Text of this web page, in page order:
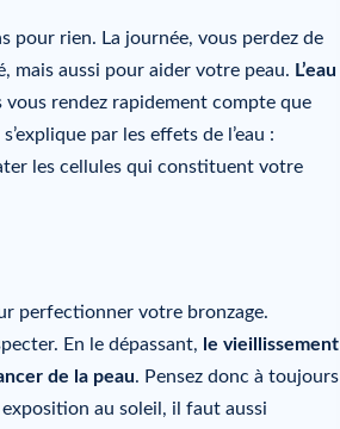
pour rien. La journée, vous perdez de
mais aussi pour aider votre peau. L’eau
vous rendez rapidement compte que
s’explique par les effets de l’eau :
les cellules qui constituent votre
perfectionner votre bronzage.
En le dépassant, le vieillissement
de la peau. Pensez donc à toujours
au soleil, il faut aussi